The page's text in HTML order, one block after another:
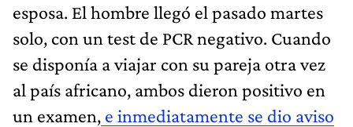
esposa. El hombre llegó el pasado martes
solo, con un test de PCR negativo. Cuando
se disponía a viajar con su pareja otra vez
al país africano, ambos dieron positivo en
un examen, e inmediatamente se dio aviso